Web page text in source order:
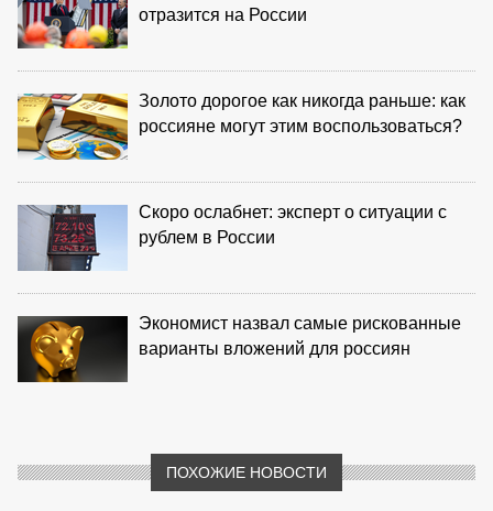
отразится на России
Золото дорогое как никогда раньше: как
россияне могут этим воспользоваться?
Скоро ослабнет: эксперт о ситуации с
рублем в России
Экономист назвал самые рискованные
варианты вложений для россиян
ПОХОЖИЕ НОВОСТИ